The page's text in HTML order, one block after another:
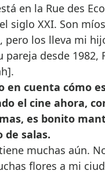
en la Rue des
siglo XXI. Son
pero los lleva mi
pareja desde 1982,
en cuenta cómo
el cine ahora,
es bonito
de salas.
muchas aún.
flores a mi